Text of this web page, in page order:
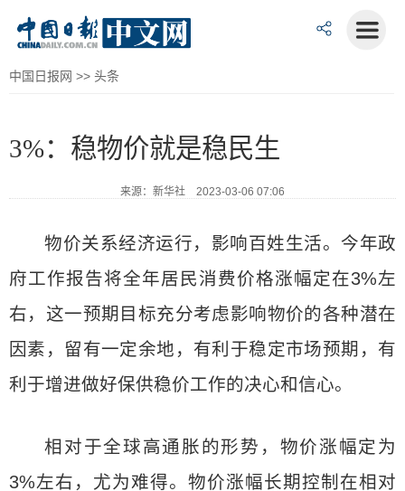
中国日报网 >> 头条
3%：稳物价就是稳民生
来源：新华社 2023-03-06 07:06
物价关系经济运行，影响百姓生活。今年政
府工作报告将全年居民消费价格涨幅定在3%左
右，这一预期目标充分考虑影响物价的各种潜在
因素，留有一定余地，有利于稳定市场预期，有
利于增进做好保供稳价工作的决心和信心。
相对于全球高通胀的形势，物价涨幅定为
3%左右，尤为难得。物价涨幅长期控制在相对